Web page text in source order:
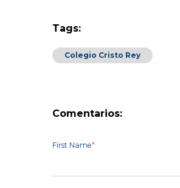
Tags:
Colegio Cristo Rey
Comentarios:
First Name*